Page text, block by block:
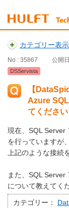
カテゴリー表示
No : 35867 公開
DSServista
【
Azure
てください
現在、SQL Server
を行っていますが、
上記のような接続
また、SQL Server
について教えてく
カテゴリー：